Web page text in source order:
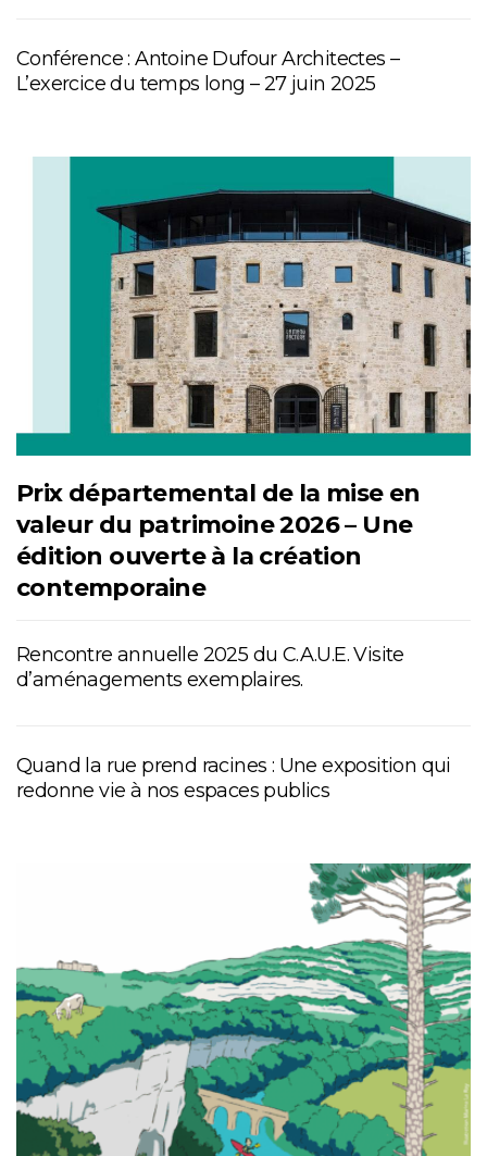
Conférence : Antoine Dufour Architectes –
L’exercice du temps long – 27 juin 2025
Prix départemental de la mise en
valeur du patrimoine 2026 – Une
édition ouverte à la création
contemporaine
Rencontre annuelle 2025 du C.A.U.E. Visite
d’aménagements exemplaires.
Quand la rue prend racines : Une exposition qui
redonne vie à nos espaces publics